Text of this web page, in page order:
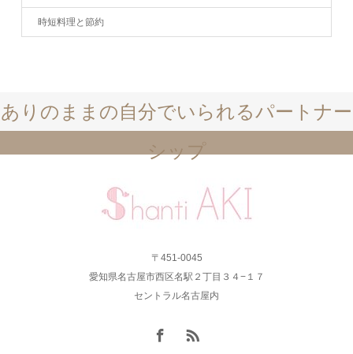
時短料理と節約
ありのままの自分でいられるパートナー
シップ
〒451-0045
愛知県名古屋市西区名駅２丁目３４−１７
セントラル名古屋内